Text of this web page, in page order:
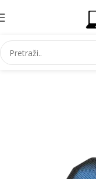
Početna Informatika